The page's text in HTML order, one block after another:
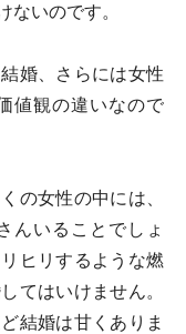
いのです。
婚、さらには女性
値観の違いなので
の女性の中には、
んいることでしょ
ヒリするような燃
てはいけません。
結婚は甘くありま